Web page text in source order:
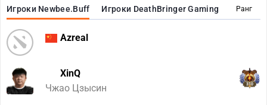
Ранг
Игроки Newbee.Buff Игроки DeathBringer Gaming
Azreal
XinQ
Чжао Цзысин
310